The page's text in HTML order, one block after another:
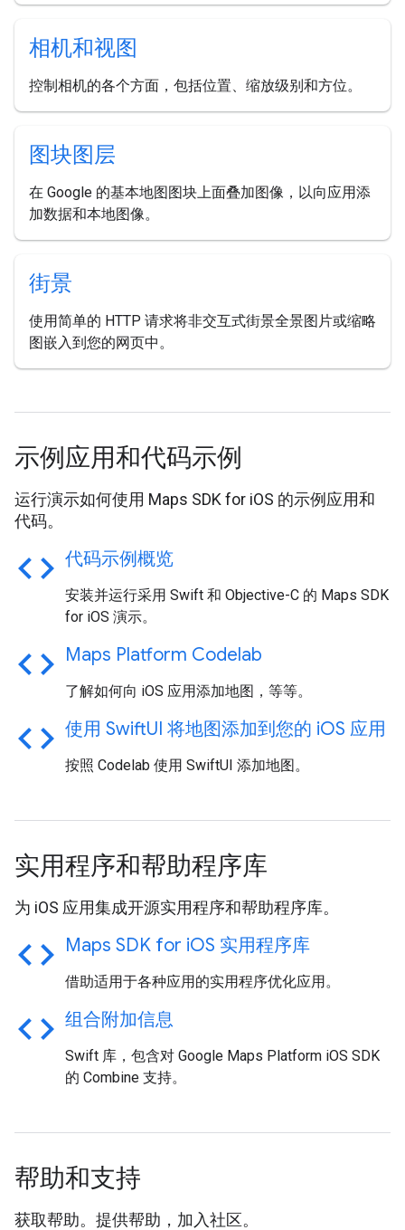
相机和视图
控制相机的各个方面，包括位置、缩放级别和方位。
图块图层
在 Google 的基本地图图块上面叠加图像，以向应用添
加数据和本地图像。
街景
使用简单的 HTTP 请求将非交互式街景全景图片或缩略
图嵌入到您的网页中。
示例应用和代码示例
运行演示如何使用 Maps SDK for iOS 的示例应用和
代码。
code 代码示例概览
安装并运行采用 Swift 和 Objective-C 的 Maps SDK
for iOS 演示。
code Maps Platform Codelab
了解如何向 iOS 应用添加地图，等等。
code 使用 SwiftUI 将地图添加到您的 iOS 应用
按照 Codelab 使用 SwiftUI 添加地图。
实用程序和帮助程序库
为 iOS 应用集成开源实用程序和帮助程序库。
code Maps SDK for iOS 实用程序库
借助适用于各种应用的实用程序优化应用。
code 组合附加信息
Swift 库，包含对 Google Maps Platform iOS SDK
的 Combine 支持。
帮助和支持
获取帮助。提供帮助，加入社区。